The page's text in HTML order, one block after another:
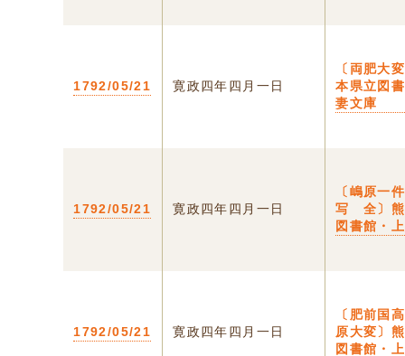
1792/05/21 寛政四年四月一日
〔両肥大
本県立図
妻文庫
1792/05/21 寛政四年四月一日
〔嶋原一
写 全〕熊
図書館・
1792/05/21 寛政四年四月一日
〔肥前国
原大変〕
図書館・